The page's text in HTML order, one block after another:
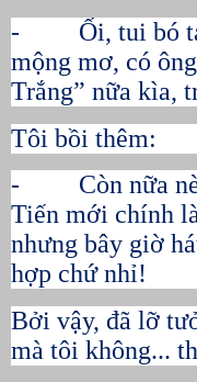
- Ối, tui bó tay
mộng mơ, có
Trắng” nữa kìa,
Tôi bồi thêm:
- Còn nữa nè,
Tiến mới chính
nhưng bây giờ
hợp chứ nhỉ!
Bởi vậy, đã lỡ
mà tôi không...